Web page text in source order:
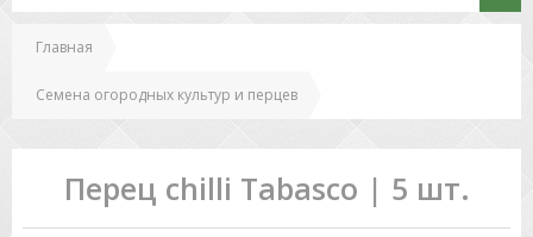
Главная
Семена огородных культур и перцев
Перец chilli Tabasco | 5 шт.